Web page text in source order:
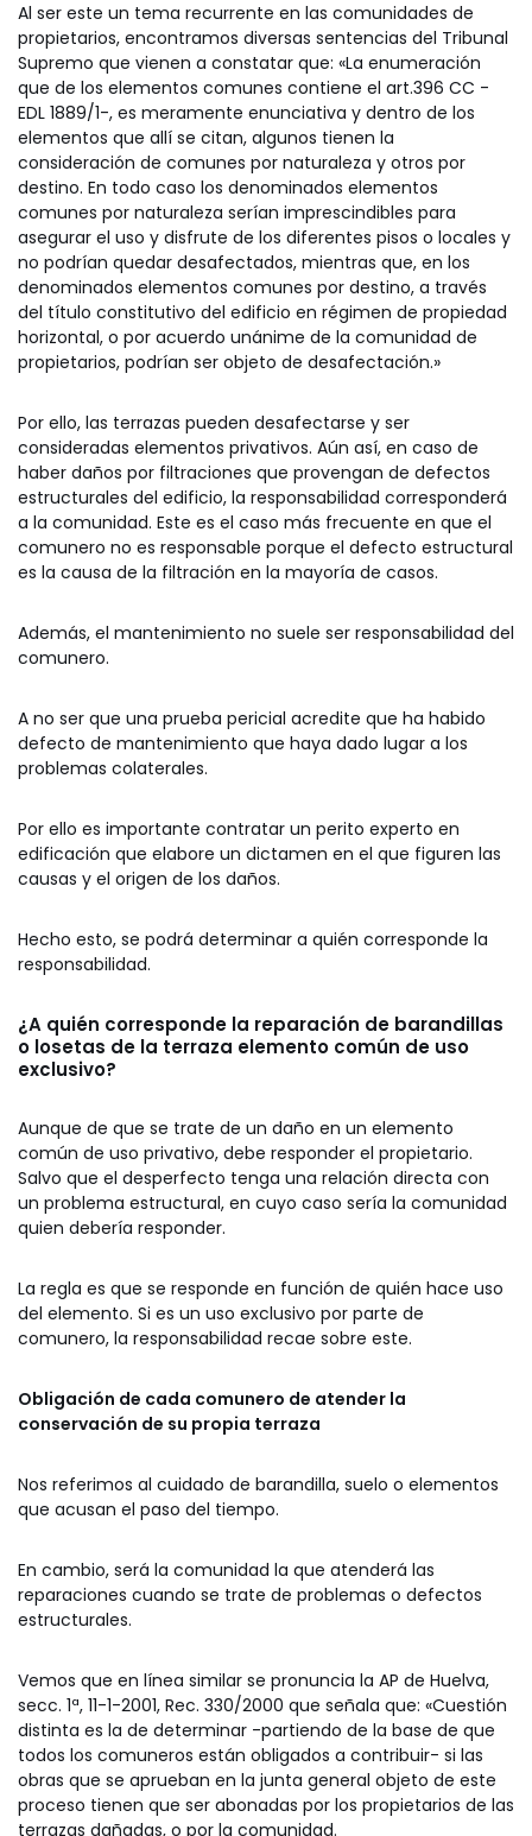
Al ser este un tema recurrente en las comunidades de
propietarios, encontramos diversas sentencias del Tribunal
Supremo que vienen a constatar que: «La enumeración
que de los elementos comunes contiene el art.396 CC -
EDL 1889/1-, es meramente enunciativa y dentro de los
elementos que allí se citan, algunos tienen la
consideración de comunes por naturaleza y otros por
destino. En todo caso los denominados elementos
comunes por naturaleza serían imprescindibles para
asegurar el uso y disfrute de los diferentes pisos o locales y
no podrían quedar desafectados, mientras que, en los
denominados elementos comunes por destino, a través
del título constitutivo del edificio en régimen de propiedad
horizontal, o por acuerdo unánime de la comunidad de
propietarios, podrían ser objeto de desafectación.»
Por ello, las terrazas pueden desafectarse y ser
consideradas elementos privativos. Aún así, en caso de
haber daños por filtraciones que provengan de defectos
estructurales del edificio, la responsabilidad corresponderá
a la comunidad. Este es el caso más frecuente en que el
comunero no es responsable porque el defecto estructural
es la causa de la filtración en la mayoría de casos.
Además, el mantenimiento no suele ser responsabilidad del
comunero.
A no ser que una prueba pericial acredite que ha habido
defecto de mantenimiento que haya dado lugar a los
problemas colaterales.
Por ello es importante contratar un perito experto en
edificación que elabore un dictamen en el que figuren las
causas y el origen de los daños.
Hecho esto, se podrá determinar a quién corresponde la
responsabilidad.
¿A quién corresponde la reparación de barandillas
o losetas de la terraza elemento común de uso
exclusivo?
Aunque de que se trate de un daño en un elemento
común de uso privativo, debe responder el propietario.
Salvo que el desperfecto tenga una relación directa con
un problema estructural, en cuyo caso sería la comunidad
quien debería responder.
La regla es que se responde en función de quién hace uso
del elemento. Si es un uso exclusivo por parte de
comunero, la responsabilidad recae sobre este.
Obligación de cada comunero de atender la
conservación de su propia terraza
Nos referimos al cuidado de barandilla, suelo o elementos
que acusan el paso del tiempo.
En cambio, será la comunidad la que atenderá las
reparaciones cuando se trate de problemas o defectos
estructurales.
Vemos que en línea similar se pronuncia la AP de Huelva,
secc. 1ª, 11-1-2001, Rec. 330/2000 que señala que: «Cuestión
distinta es la de determinar -partiendo de la base de que
todos los comuneros están obligados a contribuir- si las
obras que se aprueban en la junta general objeto de este
proceso tienen que ser abonadas por los propietarios de las
terrazas dañadas, o por la comunidad.